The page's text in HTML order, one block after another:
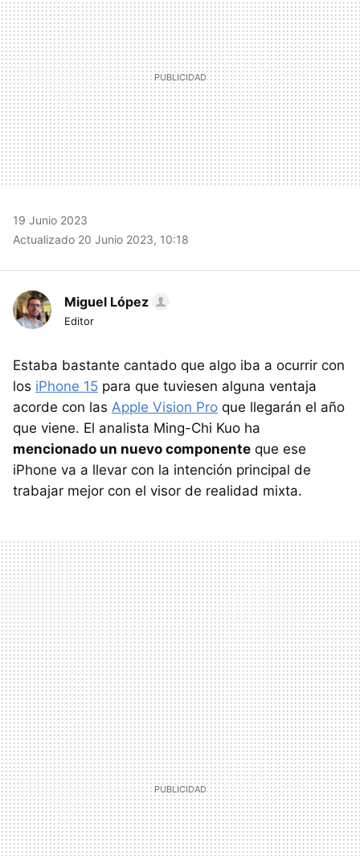
19 Junio 2023
Actualizado 20 Junio 2023, 10:18
Miguel López
Editor
Estaba bastante cantado que algo iba a ocurrir con
los iPhone 15 para que tuviesen alguna ventaja
acorde con las Apple Vision Pro que llegarán el año
que viene. El analista Ming-Chi Kuo ha
mencionado un nuevo componente que ese
iPhone va a llevar con la intención principal de
trabajar mejor con el visor de realidad mixta.